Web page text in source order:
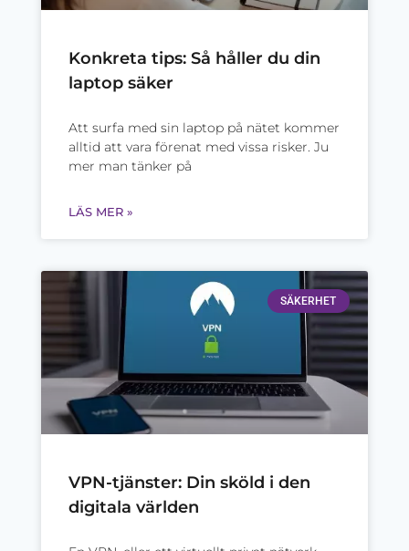
Konkreta tips: Så håller du din
laptop säker
Att surfa med sin laptop på nätet kommer
alltid att vara förenat med vissa risker. Ju
mer man tänker på
LÄS MER »
SÄKERHET
VPN-tjänster: Din sköld i den
digitala världen